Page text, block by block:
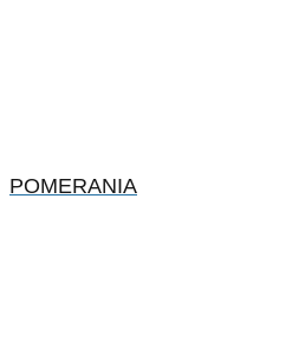
POMERANIA